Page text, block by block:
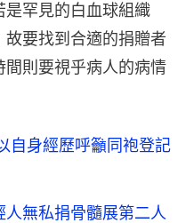
是罕見的白血球組織
要找到合適的捐贈者
則要視乎病人的病情
身經歷呼籲同袍登記
無私捐骨髓展第二人